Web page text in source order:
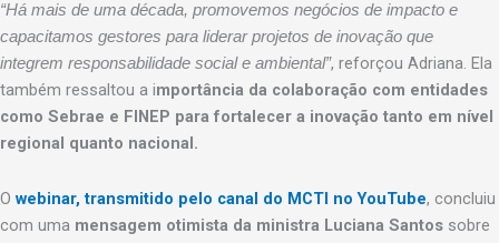
“Há mais de uma década, promovemos negócios de impacto e
capacitamos gestores para liderar projetos de inovação que
integrem responsabilidade social e ambiental”, reforçou Adriana. Ela
também ressaltou a importância da colaboração com entidades
como Sebrae e FINEP para fortalecer a inovação tanto em nível
regional quanto nacional.
O webinar, transmitido pelo canal do MCTI no YouTube, concluiu
com uma mensagem otimista da ministra Luciana Santos sobre